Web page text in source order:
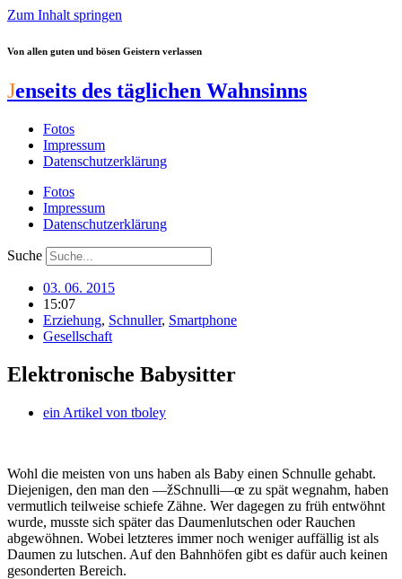
Zum Inhalt springen
Von allen guten und bösen Geistern verlassen
Jenseits des täglichen Wahnsinns
Fotos
Impressum
Datenschutzerklärung
Fotos
Impressum
Datenschutzerklärung
Suche
03. 06. 2015
15:07
Erziehung, Schnuller, Smartphone
Gesellschaft
Elektronische Babysitter
ein Artikel von tboley
Wohl die meisten von uns haben als Baby einen Schnulle gehabt.
Diejenigen, den man den —žSchnulli—œ zu spät wegnahm, haben
vermutlich teilweise schiefe Zähne. Wer dagegen zu früh entwöhnt
wurde, musste sich später das Daumenlutschen oder Rauchen
abgewöhnen. Wobei letzteres immer noch weniger auffällig ist als
Daumen zu lutschen. Auf den Bahnhöfen gibt es dafür auch keinen
gesonderten Bereich.